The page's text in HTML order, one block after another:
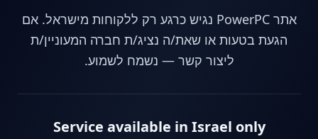
אתר PowerPC נגיש כרגע רק ללקוחות מישראל. אם
הגעת בטעות או שאת/ה נציג/ת חברה המעוניין/ת
ליצור קשר — נשמח לשמוע.
Service available in Israel only